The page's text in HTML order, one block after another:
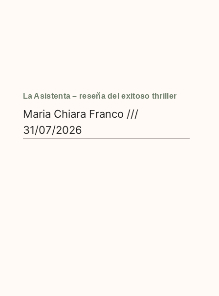
La Asistenta – reseña del exitoso thriller
Maria Chiara Franco
31/07/2026